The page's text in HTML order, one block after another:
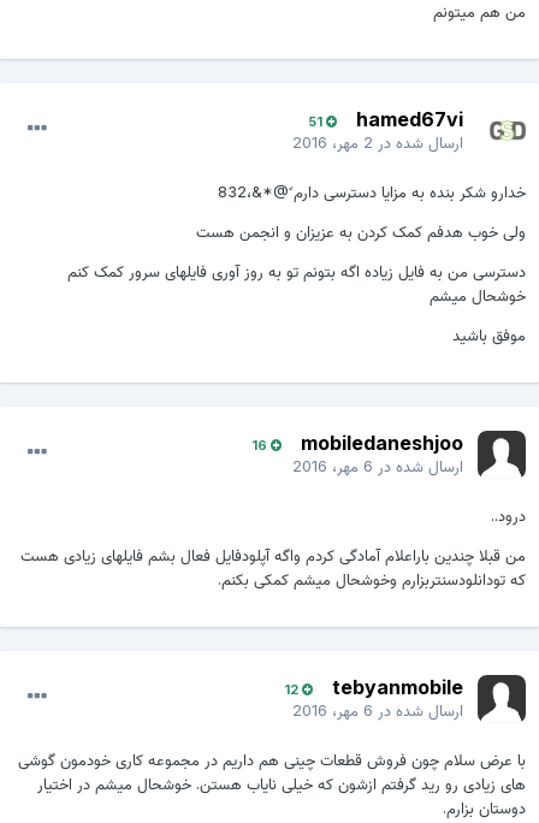
من هم میتونم
hamed67vi
51
ارسال شده در2 مهر، 2016
خدارو شکر بنده به مزایا دسترسی دارم ً@*&،832
ولی خوب هدفم کمک کردن به عزیزان و انجمن هست
دسترسی من به فایل زیاده اگه بتونم تو به روز آوری فایلهای سرور کمک کنم
خوشحال میشم
موفق باشید
mobiledaneshjoo
16
ارسال شده در6 مهر، 2016
درود..
من قبلا چندین باراعلام آمادگی کردم واگه آپلودفایل فعال بشم فایلهای زیادی هست
که تودانلودسنتربزارم وخوشحال میشم کمکی بکنم.
tebyanmobile
12
ارسال شده در6 مهر، 2016
با عرض سلام چون فروش قطعات چینی هم داریم در مجموعه کاری خودمون گوشی
های زیادی رو رید گرفتم ازشون که خیلی نایاب هستن. خوشحال میشم در اختیار
دوستان بزارم.